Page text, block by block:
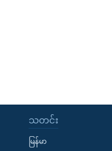
သတင်း
မြန်မာ